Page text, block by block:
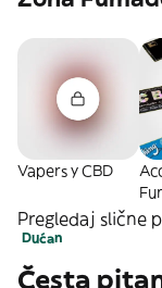
Vapers y CBD
Pregledaj slične
Dućan
Česta